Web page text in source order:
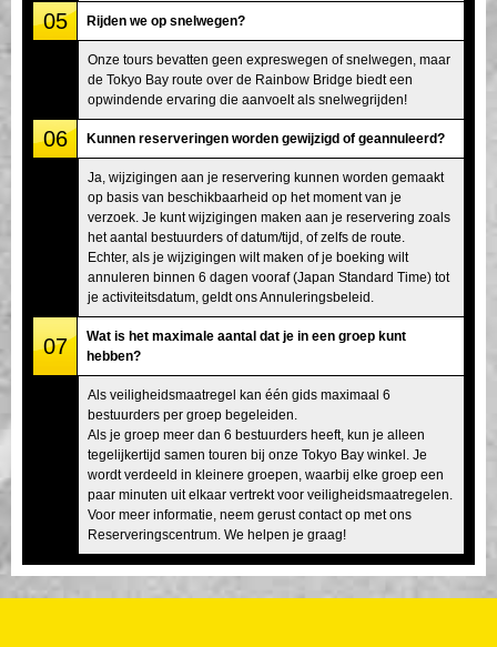
05 Rijden we op snelwegen?
Onze tours bevatten geen expreswegen of snelwegen, maar
de Tokyo Bay route over de Rainbow Bridge biedt een
opwindende ervaring die aanvoelt als snelwegrijden!
06 Kunnen reserveringen worden gewijzigd of geannuleerd?
Ja, wijzigingen aan je reservering kunnen worden gemaakt
op basis van beschikbaarheid op het moment van je
verzoek. Je kunt wijzigingen maken aan je reservering zoals
het aantal bestuurders of datum/tijd, of zelfs de route.
Echter, als je wijzigingen wilt maken of je boeking wilt
annuleren binnen 6 dagen vooraf (Japan Standard Time) tot
je activiteitsdatum, geldt ons Annuleringsbeleid.
07
Wat is het maximale aantal dat je in een groep kunt
hebben?
Als veiligheidsmaatregel kan één gids maximaal 6
bestuurders per groep begeleiden.
Als je groep meer dan 6 bestuurders heeft, kun je alleen
tegelijkertijd samen touren bij onze Tokyo Bay winkel. Je
wordt verdeeld in kleinere groepen, waarbij elke groep een
paar minuten uit elkaar vertrekt voor veiligheidsmaatregelen.
Voor meer informatie, neem gerust contact op met ons
Reserveringscentrum. We helpen je graag!